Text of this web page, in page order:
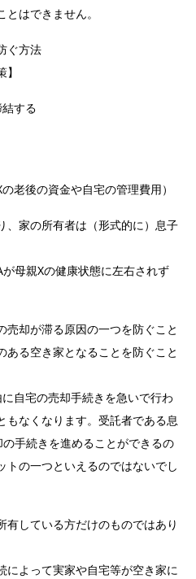
はできません。
ぐ方法
する
老後の資金や自宅の管理費用）
、家の所有者は（形式的に）息子
母親Xの健康状態に左右されず
売却が滞る原因の一つを防ぐこと
る空き家となることを防ぐこと
自宅の売却手続きを急いで行わ
もなくなります。受託者である息
手続きを進めることができるの
トの一つといえるのではないでし
有している方だけのものではあり
によって実家や自宅等が空き家に